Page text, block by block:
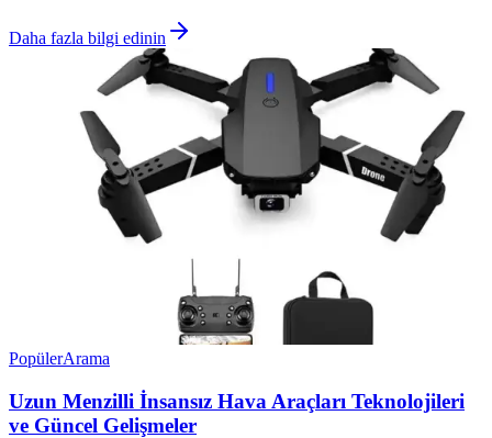
Daha fazla bilgi edinin
PopülerArama
Uzun Menzilli İnsansız Hava Araçları Teknolojileri
ve Güncel Gelişmeler